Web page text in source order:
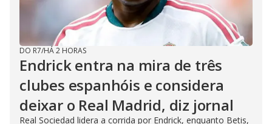
DO R7/HÁ 2 HORAS
Endrick entra na mira de três
clubes espanhóis e considera
deixar o Real Madrid, diz jornal
Real Sociedad lidera a corrida por Endrick, enquanto Betis,